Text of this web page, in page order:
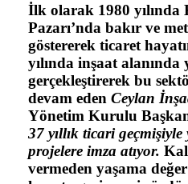
İlk olarak 1980 yılında
Pazarı’nda bakır ve
göstererek ticaret
yılında inşaat alanında
gerçekleştirerek bu
devam eden Ceylan
Yönetim Kurulu
37 yıllık ticari geçmişiyle
projelere imza atıyor.
vermeden yaşama